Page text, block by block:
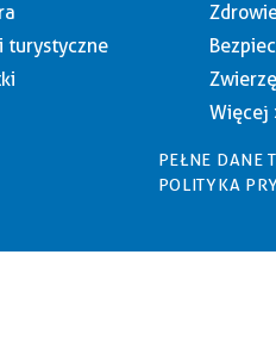
turystyczne
Więcej
PEŁNE DANE
POLITYKA